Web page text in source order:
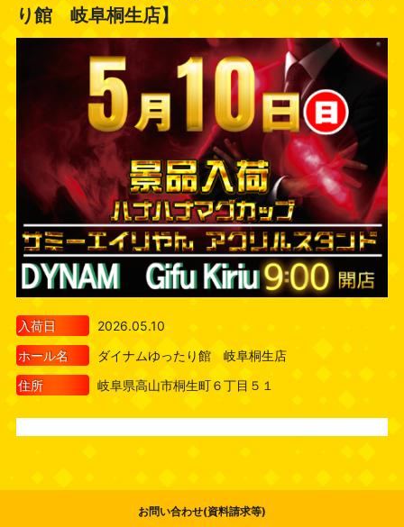
り館 岐阜桐生店】
入荷日
2026.05.10
ホール名
ダイナムゆったり館 岐阜桐生店
住所
岐阜県高山市桐生町６丁目５１
お問い合わせ(資料請求等)